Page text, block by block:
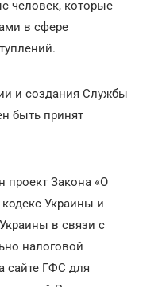
человек, которые
в сфере
и создания Службы
быть принят
проект Закона «О
Украины и
в связи с
налоговой
сайте ГФС для